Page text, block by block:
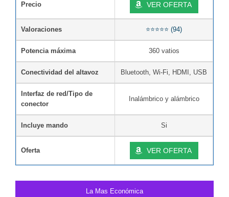
Precio VER OFERTA
Valoraciones ⭐⭐⭐⭐⭐ (94)
Potencia máxima 360 vatios
Conectividad del altavoz Bluetooth, Wi-Fi, HDMI, USB
Interfaz de red/Tipo de
conector
Inalámbrico y alámbrico
Incluye mando Si
Oferta VER OFERTA
La Mas Económica